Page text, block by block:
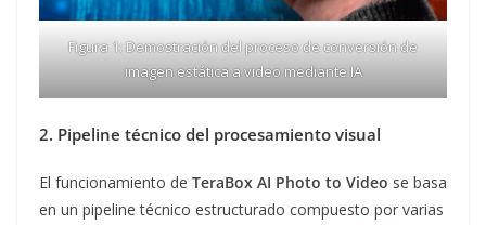
Figura 1: Demostración del proceso de conversión de
imagen estática a video mediante IA
2. Pipeline técnico del procesamiento visual
El funcionamiento de TeraBox AI Photo to Video se basa
en un pipeline técnico estructurado compuesto por varias